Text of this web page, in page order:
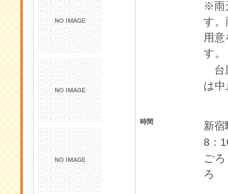
※雨
す。
用
す。
台
は
時間 新宿
8 ：
ご
ろ